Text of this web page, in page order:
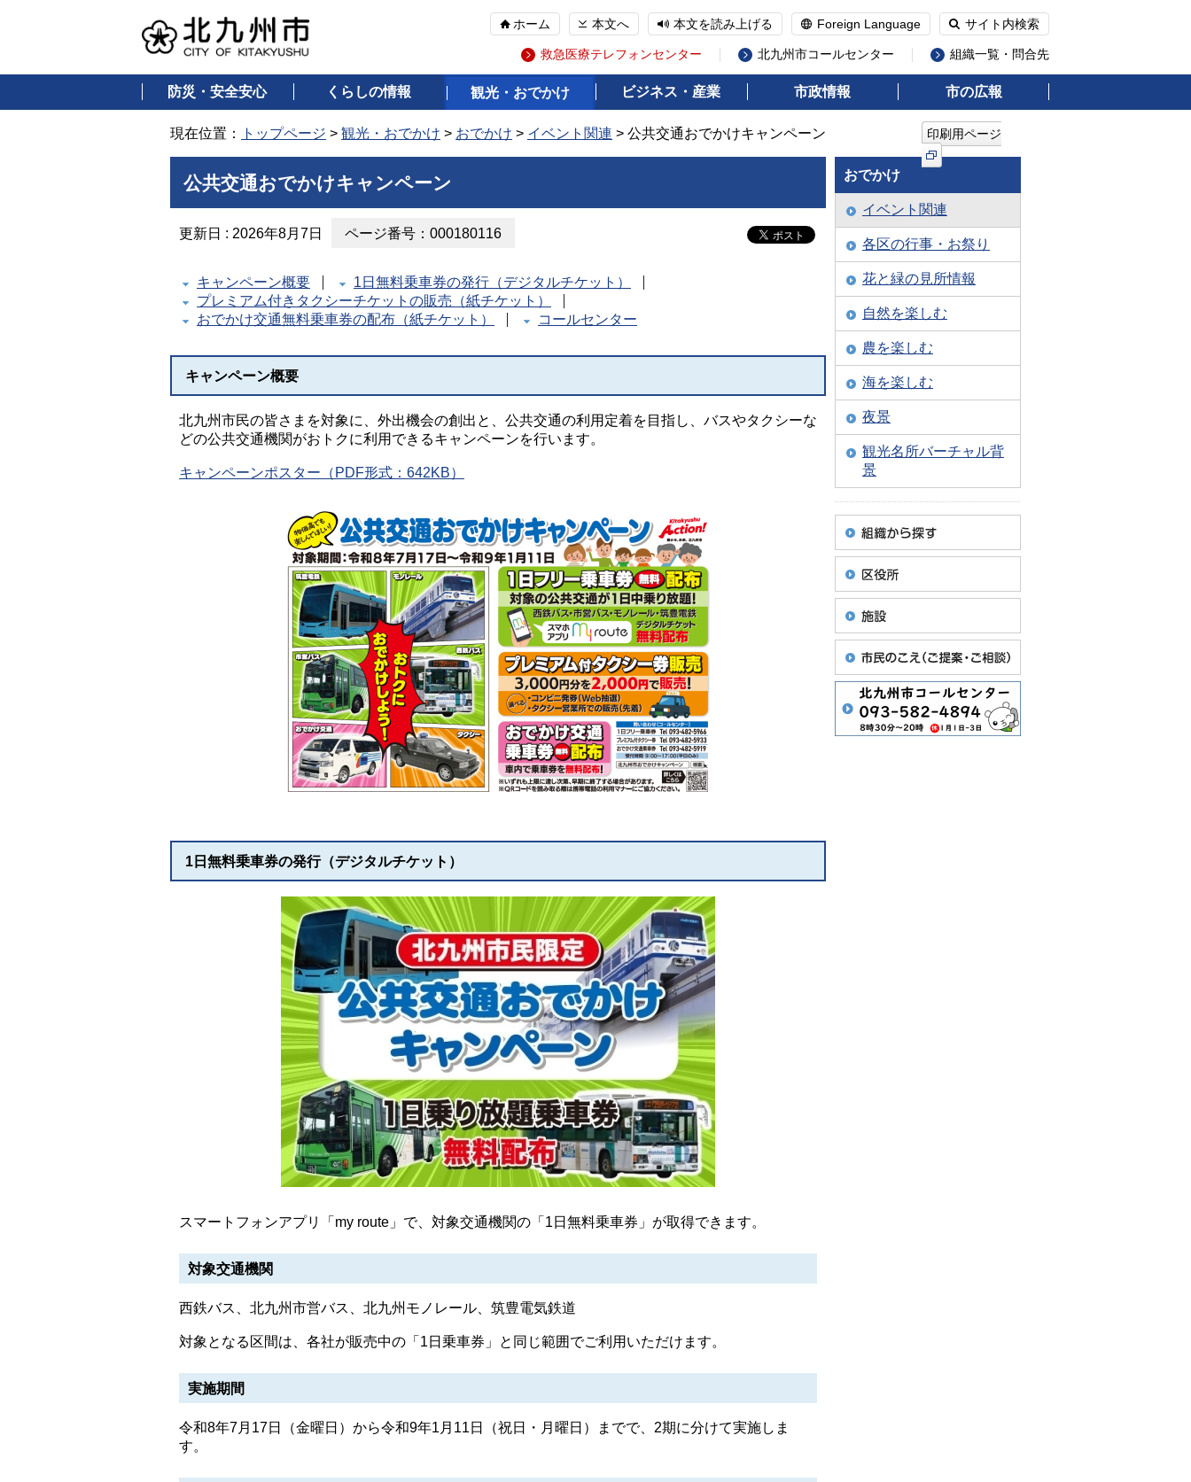
ホーム 本文へ 本文を読み上げる Foreign Language サイト内検索
救急医療テレフォンセンター 北九州市コールセンター 組織一覧・問合先
防災・安全安心 くらしの情報 観光・おでかけ ビジネス・産業 市政情報 市の広報
現在位置： トップページ > 観光・おでかけ > おでかけ > イベント関連 > 公共交通おでかけキャンペーン 印刷用ページ
公共交通おでかけキャンペーン
更新日 : 2026年8月7日 ページ番号：000180116
キャンペーン概要
1日無料乗車券の発行（デジタルチケット）
プレミアム付きタクシーチケットの販売（紙チケット）
おでかけ交通無料乗車券の配布（紙チケット）
コールセンター
キャンペーン概要
北九州市民の皆さまを対象に、外出機会の創出と、公共交通の利用定着を目指し、バスやタクシーな
どの公共交通機関がおトクに利用できるキャンペーンを行います。
キャンペーンポスター（PDF形式：642KB）
1日無料乗車券の発行（デジタルチケット）
スマートフォンアプリ「my route」で、対象交通機関の「1日無料乗車券」が取得できます。
対象交通機関
西鉄バス、北九州市営バス、北九州モノレール、筑豊電気鉄道
対象となる区間は、各社が販売中の「1日乗車券」と同じ範囲でご利用いただけます。
実施期間
令和8年7月17日（金曜日）から令和9年1月11日（祝日・月曜日）までで、2期に分けて実施しま
す。
おでかけ
イベント関連
各区の行事・お祭り
花と緑の見所情報
自然を楽しむ
農を楽しむ
海を楽しむ
夜景
観光名所バーチャル背
景